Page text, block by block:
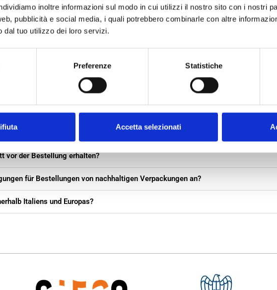
inoltre informazioni sul modo in cui utilizzi il nostro sito con i nostri
pubblicità e social media, i quali potrebbero combinarle con altre
dal tuo utilizzo dei loro servizi.
Preferenze Statistiche
Accetta selezionati
Frequently Asked Questions – BOTTA
Verpackungen gemäß EXW-, DAP- oder DDP-Konditionen an?
Verpackungen zum Testen erhalten, wenn ich mich außerhalb Italiens
Bieten Sie Sondergrößen an?
Verpackungen erhalten, wenn ich noch nicht alle Details habe?
vor der Bestellung erhalten?
für Bestellungen von nachhaltigen Verpackungen an?
Italiens und Europas?